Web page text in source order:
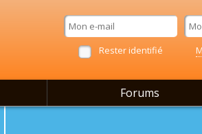
Rester identifié
Forums